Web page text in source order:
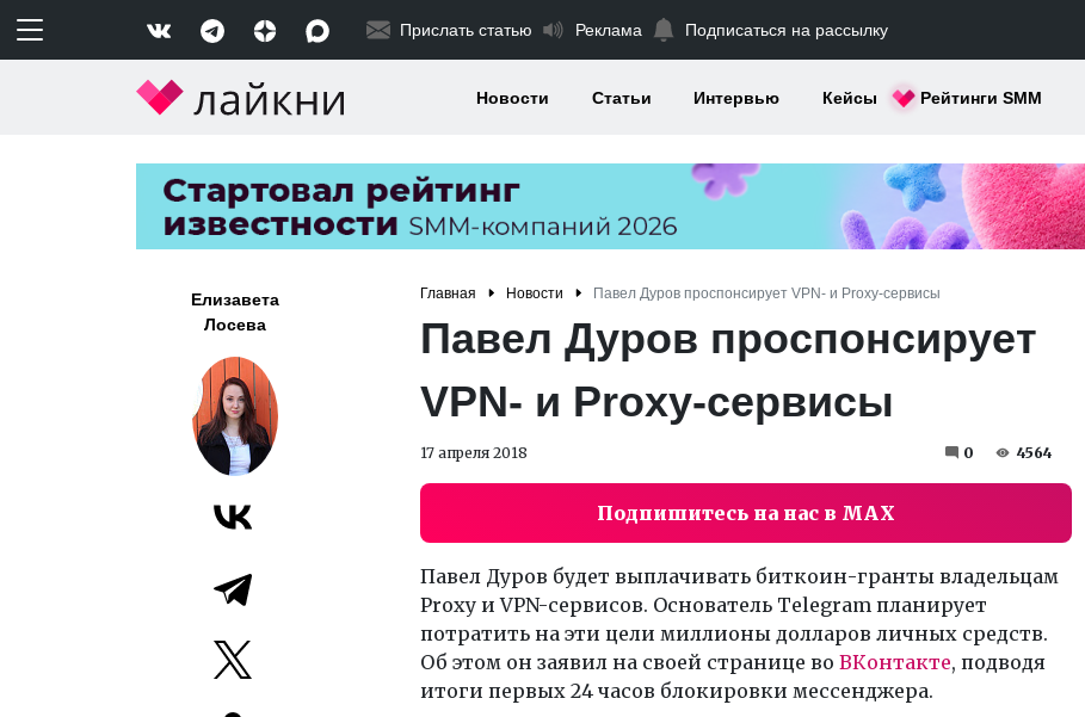
Прислать статью Реклама Подписаться на рассылку
Новости Статьи Интервью Кейсы Рейтинги SMM
Елизавета
Лосева
Главная Новости Павел Дуров проспонсирует VPN- и Proxy-сервисы
Павел Дуров проспонсирует
VPN- и Proxy-сервисы
17 апреля 2018 0 4564
Подпишитесь на нас в MAX
Павел Дуров будет выплачивать биткоин-гранты владельцам
Proxy и VPN-сервисов. Основатель Telegram планирует
потратить на эти цели миллионы долларов личных средств.
Об этом он заявил на своей странице во ВКонтакте, подводя
итоги первых 24 часов блокировки мессенджера.